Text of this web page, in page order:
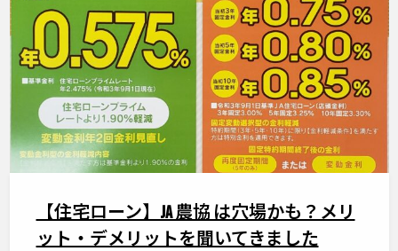
【住宅ローン】JA 農協 は穴場かも？メリ
ット・デメリットを聞いてきました